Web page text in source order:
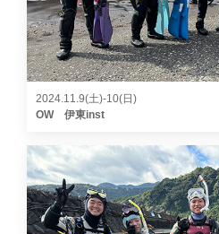
2024.11.9(土)-10(日)
OW 伊東inst